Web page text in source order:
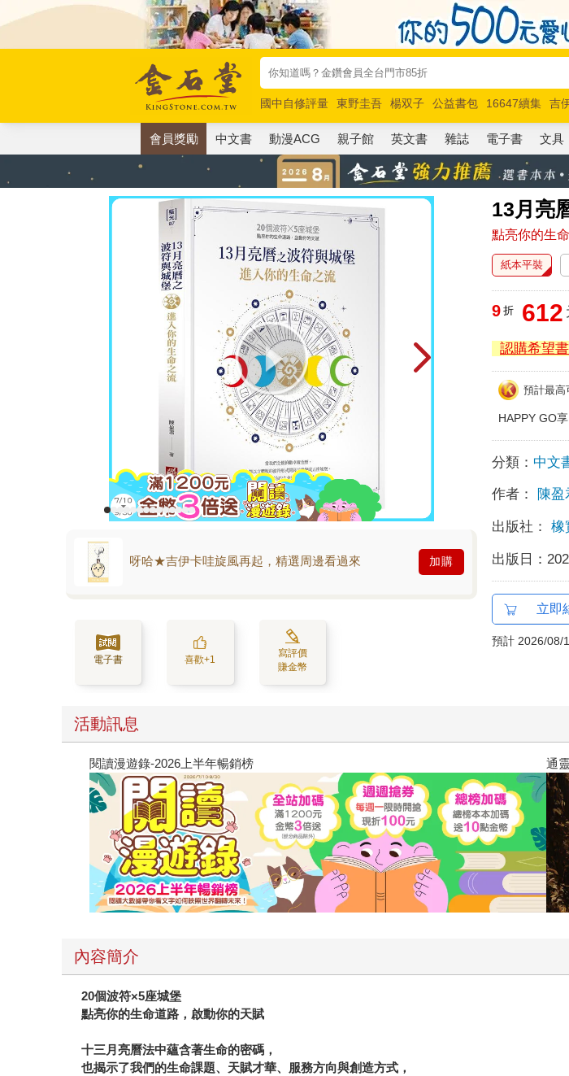
國中自修評量 東野圭吾 楊双子 公益書包 16647續集 吉
唯紅花綻放
奧德賽 路邊攤新作 馬斯克 玩具總動員5 超
會員獎勵 中文書 動漫ACG 親子館 英文書 雜誌 電子書 文具
13月亮
點亮你的生
呀哈★吉伊卡哇旋風再起，精選周邊看過來 加購
電子書 喜歡+1
寫評價
賺金幣
紙本平裝
9 折 612
認購希望
預計最高
HAPPY GO享
分類： 中文
作者： 陳盈
出版社： 橡
出版日：
立即
預計 2026/08/
活動訊息
閱讀漫遊錄-2026上半年暢銷榜 通
內容簡介
20個波符×5座城堡
點亮你的生命道路，啟動你的天賦
十三月亮曆法中蘊含著生命的密碼，
也揭示了我們的生命課題、天賦才華、服務方向與創造方式，